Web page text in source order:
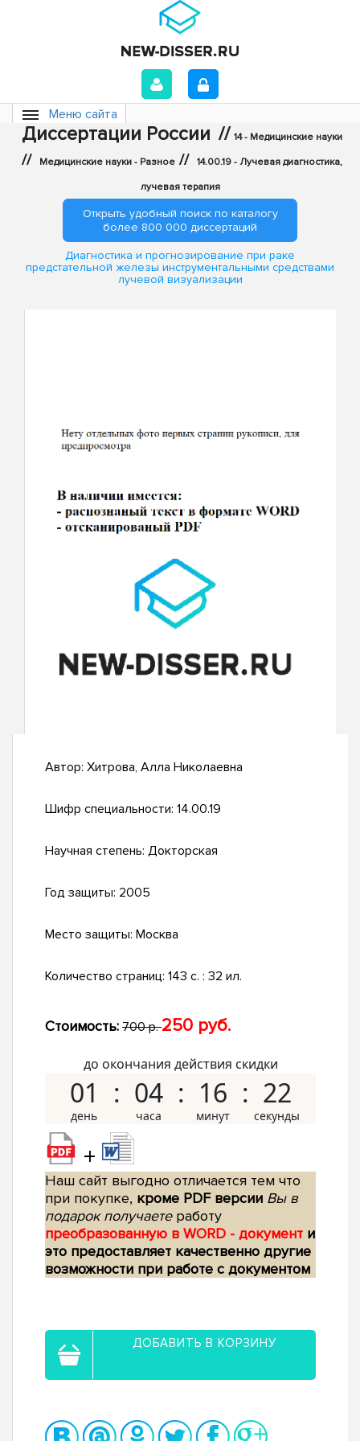
Меню сайта
Диссертации России // 14 - Медицинские науки
// Медицинские науки - Разное // 14.00.19 - Лучевая диагностика,
лучевая терапия
Открыть удобный поиск по каталогу
более 800 000 диссертаций
Диагностика и прогнозирование при раке
предстательной железы инструментальными средствами
лучевой визуализации
Автор: Хитрова, Алла Николаевна
Шифр специальности: 14.00.19
Научная степень: Докторская
Год защиты: 2005
Место защиты: Москва
Количество страниц: 143 с. : 32 ил.
Стоимость: 700 р.250 руб.
до окончания действия скидки
01 04 16 21
+
Наш сайт выгодно отличается тем что
при покупке, кроме PDF версии Вы в
подарок получаетеработу
преобразованную в WORD - документ и
это предоставляет качественно другие
возможности при работе с документом
ДОБАВИТЬ В КОРЗИНУ